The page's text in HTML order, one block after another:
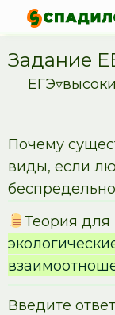
Задание
Почему
виды, если
Теория
Введите